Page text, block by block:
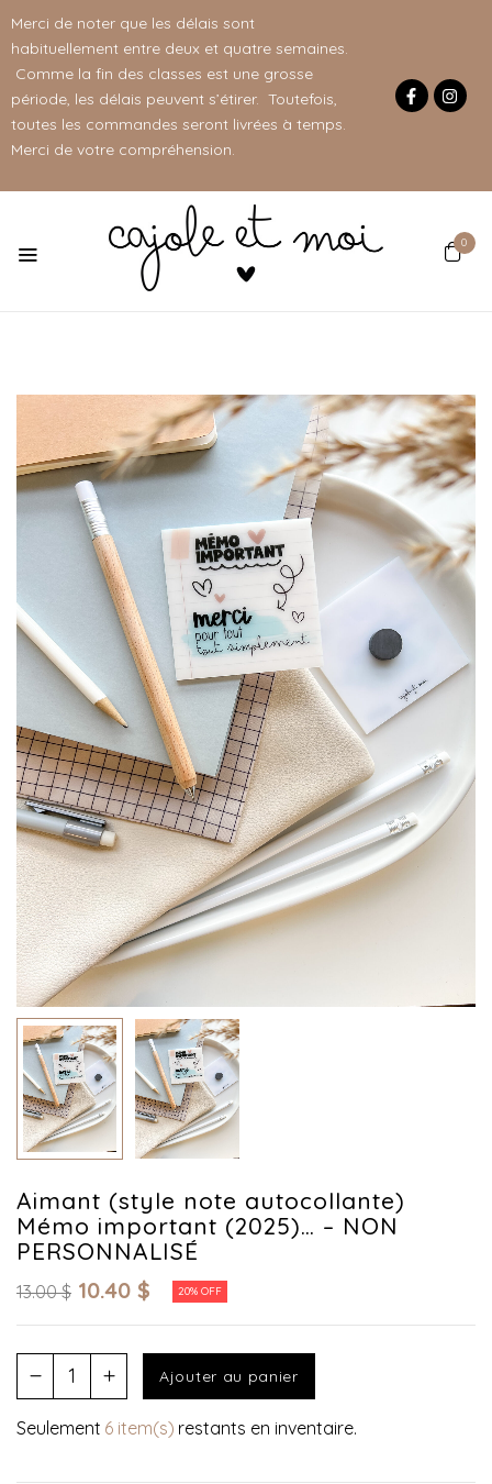
Merci de noter que les délais sont
habituellement entre deux et quatre semaines.
Comme la fin des classes est une grosse
période, les délais peuvent s’étirer. Toutefois,
toutes les commandes seront livrées à temps.
Merci de votre compréhension.
0
Aimant (style note autocollante)
Mémo important (2025)… – NON
PERSONNALISÉ
13.00$ 10.40 $ 20% OFF
Ajouter au panier
Seulement 6 item(s) restants en inventaire.